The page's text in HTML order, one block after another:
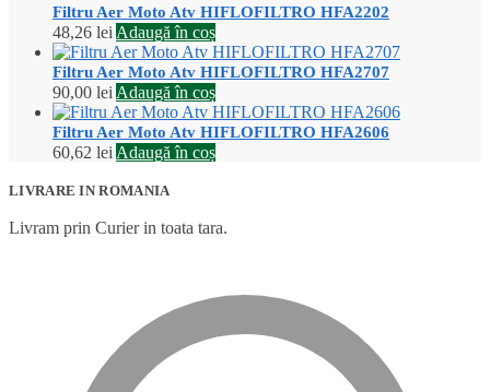
Filtru Aer Moto Atv HIFLOFILTRO HFA2202
48,26 leiAdaugă în coș
Filtru Aer Moto Atv HIFLOFILTRO HFA2707
90,00 leiAdaugă în coș
Filtru Aer Moto Atv HIFLOFILTRO HFA2606
60,62 leiAdaugă în coș
LIVRARE IN ROMANIA
Livram prin Curier in toata tara.